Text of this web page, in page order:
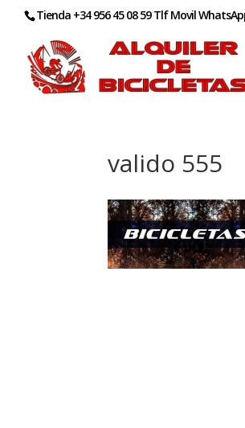
Tienda +34 956 45 08 59 Tlf Movil
valido 555